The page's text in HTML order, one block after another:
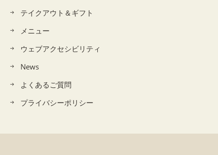
テイクアウト＆ギフト
メニュー
ウェブアクセシビリティ
News
よくあるご質問
プライバシーポリシー